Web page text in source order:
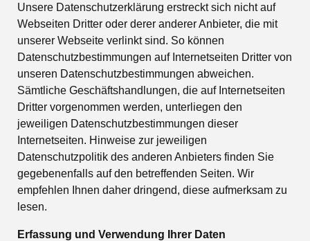
Unsere Datenschutzerklärung erstreckt sich nicht auf
Webseiten Dritter oder derer anderer Anbieter, die mit
unserer Webseite verlinkt sind. So können
Datenschutzbestimmungen auf Internetseiten Dritter von
unseren Datenschutzbestimmungen abweichen.
Sämtliche Geschäftshandlungen, die auf Internetseiten
Dritter vorgenommen werden, unterliegen den
jeweiligen Datenschutzbestimmungen dieser
Internetseiten. Hinweise zur jeweiligen
Datenschutzpolitik des anderen Anbieters finden Sie
gegebenenfalls auf den betreffenden Seiten. Wir
empfehlen Ihnen daher dringend, diese aufmerksam zu
lesen.
Erfassung und Verwendung Ihrer Daten